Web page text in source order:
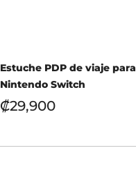
Estuche PDP de viaje para
Nintendo Switch
₡29,900